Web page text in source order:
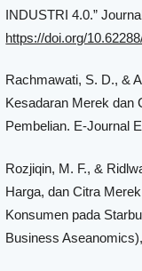
INDUSTRI 4.0‎.”
https://doi.org/
Rachmawati, S. D., &
Kesadaran Merek dan
Pembelian. E-Journal
Rozjiqin, M. F., &
Harga, dan Citra
Konsumen pada
Business